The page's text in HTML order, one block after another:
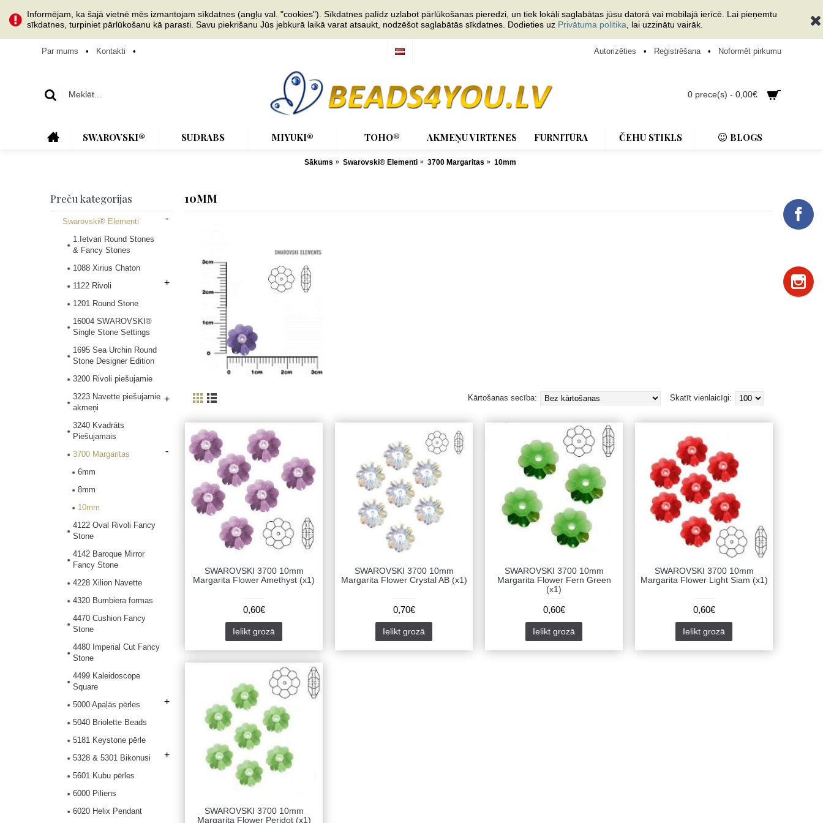
Informējam, ka šajā vietnē mēs izmantojam sīkdatnes (angļu val. "cookies"). Sīkdatnes palīdz uzlabot pārlūkošanas pieredzi, un tiek lokāli saglabātas jūsu datorā vai mobilajā ierīcē. Lai pieņemtu
sīkdatnes, turpiniet pārlūkošanu kā parasti. Savu piekrišanu Jūs jebkurā laikā varat atsaukt, nodzēšot saglabātās sīkdatnes. Dodieties uz Privātuma politika , lai uzzinātu vairāk.
Par mums • Kontakti • Autorizēties • Reģistrēšana • Noformēt pirkumu
0 prece(s) - 0,00€
SWAROVSKI® SUDRABS MIYUKI® TOHO® AKMEŅU VIRTENES FURNITŪRA ČEHU STIKLS BLOGS
Sākums Swarovski® Elementi 3700 Margaritas 10mm
Preču kategorijas
Swarovski® Elementi -
1.Ietvari Round Stones
& Fancy Stones
1088 Xirius Chaton
1122 Rivoli
+
1201 Round Stone
16004 SWAROVSKI®
Single Stone Settings
1695 Sea Urchin Round
Stone Designer Edition
3200 Rivoli piešujamie
3223 Navette piešujamie
akmeņi
+
3240 Kvadrāts
Piešujamais
3700 Margaritas
-
6mm
8mm
10mm
4122 Oval Rivoli Fancy
Stone
4142 Baroque Mirror
Fancy Stone
4228 Xilion Navette
4320 Bumbiera formas
4470 Cushion Fancy
Stone
4480 Imperial Cut Fancy
Stone
4499 Kaleidoscope
Square
5000 Apaļās pērles
+
5040 Briolette Beads
5181 Keystone pērle
5328 & 5301 Bikonusi
+
5601 Kubu pērles
6000 Piliens
6020 Helix Pendant
10MM
Skatīt vienlaicīgi:
Kārtošanas secība:
SWAROVSKI 3700 10mm
Margarita Flower Amethyst (x1)
0,60€
Ielikt grozā
SWAROVSKI 3700 10mm
Margarita Flower Crystal AB (x1)
0,70€
Ielikt grozā
SWAROVSKI 3700 10mm
Margarita Flower Fern Green
(x1)
0,60€
Ielikt grozā
SWAROVSKI 3700 10mm
Margarita Flower Light Siam (x1)
0,60€
Ielikt grozā
SWAROVSKI 3700 10mm
Margarita Flower Peridot (x1)